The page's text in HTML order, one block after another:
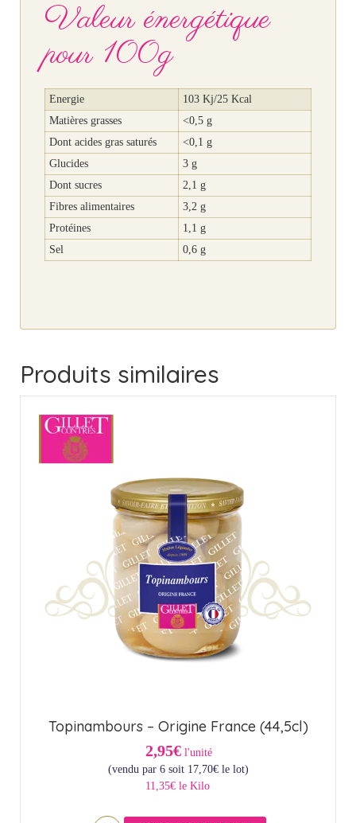
Valeur énergétique
pour 100g
Energie
103 Kj/25 Kcal
Matières grasses
<0,5 g
Dont acides gras saturés
<0,1 g
Glucides
3 g
Dont sucres
2,1 g
Fibres alimentaires
3,2 g
Protéines
1,1 g
Sel
0,6 g
Produits similaires
Topinambours – Origine France (44,5cl)
2,95€ l'unité
(vendu par 6 soit 17,70€le lot)
11,35€ le Kilo